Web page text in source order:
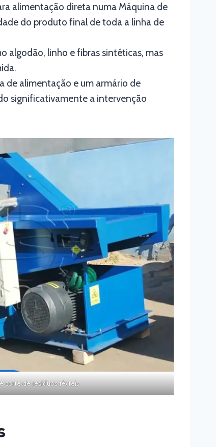
alimentação direta numa Máquina de
do produto final de toda a linha de
algodão, linho e fibras sintéticas, mas
de alimentação e um armário de
significativamente a intervenção
corte de resíduos têxteis